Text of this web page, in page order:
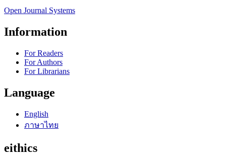
Open Journal Systems
Information
For Readers
For Authors
For Librarians
Language
English
ภาษาไทย
eithics